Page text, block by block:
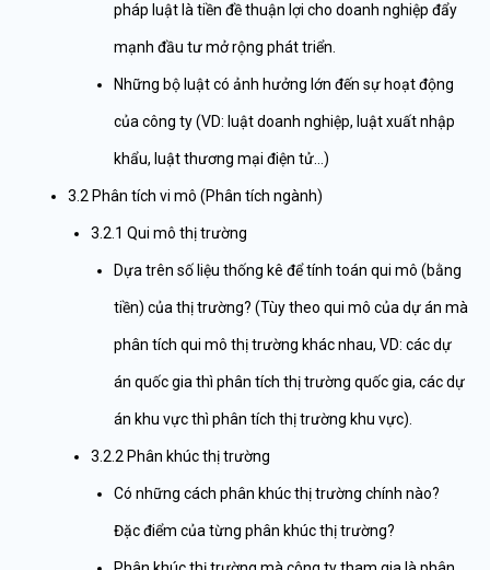
pháp luật là tiền đề thuận lợi cho doanh nghiệp đẩy
mạnh đầu tư mở rộng phát triển.
Những bộ luật có ảnh hưởng lớn đến sự hoạt động
của công ty (VD: luật doanh nghiệp, luật xuất nhập
khẩu, luật thương mại điện tử…)
3.2 Phân tích vi mô (Phân tích ngành)
3.2.1 Qui mô thị trường
Dựa trên số liệu thống kê để tính toán qui mô (bằng
tiền) của thị trường? (Tùy theo qui mô của dự án mà
phân tích qui mô thị trường khác nhau, VD: các dự
án quốc gia thì phân tích thị trường quốc gia, các dự
án khu vực thì phân tích thị trường khu vực).
3.2.2 Phân khúc thị trường
Có những cách phân khúc thị trường chính nào?
Đặc điểm của từng phân khúc thị trường?